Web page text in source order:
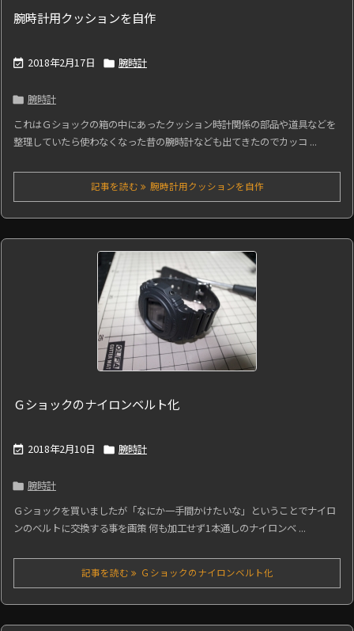
腕時計用クッションを自作
 2018年2月17日  腕時計
 腕時計
これはＧショックの箱の中にあったクッション時計関係の部品や道具などを
整理していたら使わなくなった昔の腕時計なども出てきたのでカッコ ...
記事を読む 腕時計用クッションを自作
Ｇショックのナイロンベルト化
 2018年2月10日  腕時計
 腕時計
Ｇショックを買いましたが「なにか一手間かけたいな」ということでナイロ
ンのベルトに交換する事を画策 何も加工せず1本通しのナイロンベ ...
記事を読む Ｇショックのナイロンベルト化